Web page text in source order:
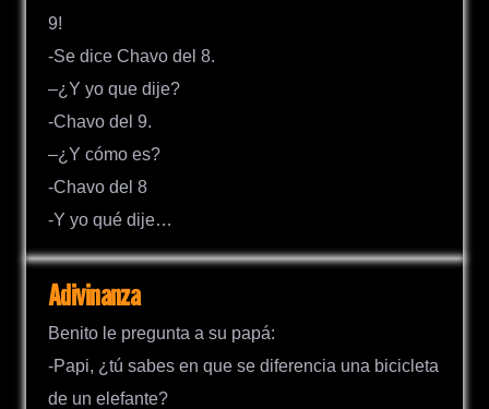
9!
-Se dice Chavo del 8.
–¿Y yo que dije?
-Chavo del 9.
–¿Y cómo es?
-Chavo del 8
-Y yo qué dije…
Adivinanza
Benito le pregunta a su papá:
-Papi, ¿tú sabes en que se diferencia una bicicleta
de un elefante?